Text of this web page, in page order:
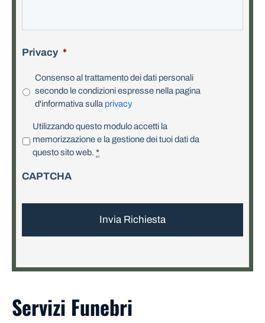
Privacy *
Consenso al trattamento dei dati personali
secondo le condizioni espresse nella pagina
d'informativa sulla privacy
r
a
y
Utilizzando questo modulo accetti la
memorizzazione e la gestione dei tuoi dati da
questo sito web. *
CAPTCHA
Servizi Funebri